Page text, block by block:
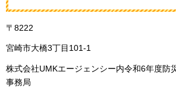
〒8222
宮崎市大橋3丁目101-1
株式会社UMKエージェンシー内令和6年度防
事務局